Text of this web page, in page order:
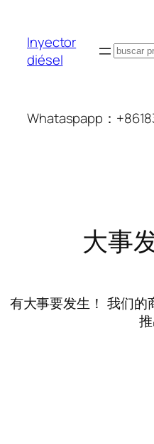
Inyector
diésel
搜
Whataspapp：
大事
有大事要发生！ 我们的
推